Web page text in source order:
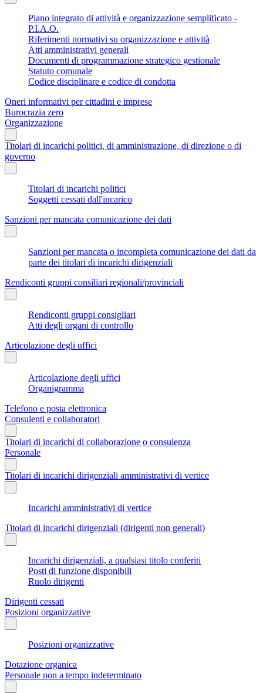
Piano integrato di attività e organizzazione semplificato -
P.I.A.O.
Riferimenti normativi su organizzazione e attività
Atti amministrativi generali
Documenti di programmazione strategico gestionale
Statuto comunale
Codice disciplinare e codice di condotta
Oneri informativi per cittadini e imprese
Burocrazia zero
Organizzazione
Titolari di incarichi politici, di amministrazione, di direzione o di
governo
Titolari di incarichi politici
Soggetti cessati dall'incarico
Sanzioni per mancata comunicazione dei dati
Sanzioni per mancata o incompleta comunicazione dei dati da
parte dei titolari di incarichi dirigenziali
Rendiconti gruppi consiliari regionali/provinciali
Rendiconti gruppi consigliari
Atti degli organi di controllo
Articolazione degli uffici
Articolazione degli uffici
Organigramma
Telefono e posta elettronica
Consulenti e collaboratori
Titolari di incarichi di collaborazione o consulenza
Personale
Titolari di incarichi dirigenziali amministrativi di vertice
Incarichi amministrativi di vertice
Titolari di incarichi dirigenziali (dirigenti non generali)
Incarichi dirigenziali, a qualsiasi titolo conferiti
Posti di funzione disponibili
Ruolo dirigenti
Dirigenti cessati
Posizioni organizzative
Posizioni organizzative
Dotazione organica
Personale non a tempo indeterminato